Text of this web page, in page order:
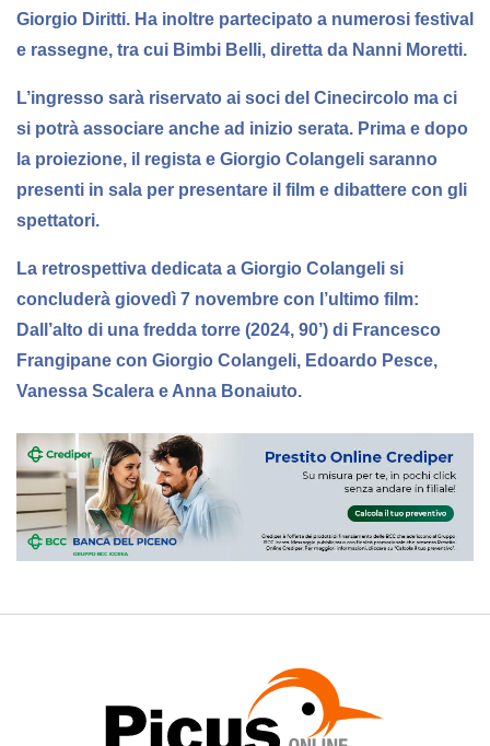
Giorgio Diritti. Ha inoltre partecipato a numerosi festival
e rassegne, tra cui Bimbi Belli, diretta da Nanni Moretti.
L’ingresso sarà riservato ai soci del Cinecircolo ma ci
si potrà associare anche ad inizio serata. Prima e dopo
la proiezione, il regista e Giorgio Colangeli saranno
presenti in sala per presentare il film e dibattere con gli
spettatori.
La retrospettiva dedicata a Giorgio Colangeli si
concluderà giovedì 7 novembre con l’ultimo film:
Dall’alto di una fredda torre (2024, 90’) di Francesco
Frangipane con Giorgio Colangeli, Edoardo Pesce,
Vanessa Scalera e Anna Bonaiuto.